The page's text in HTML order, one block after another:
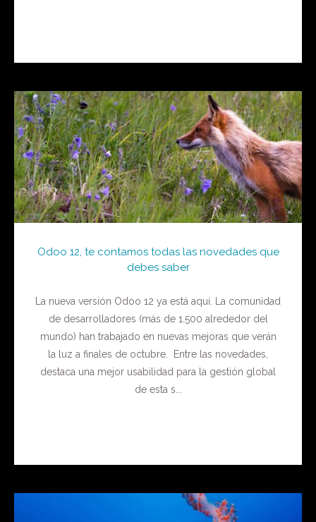
Odoo 12, te contamos todas las novedades que
debes saber
La nueva versión Odoo 12 ya está aquí. La comunidad
de desarrolladores (más de 1.500 alrededor del
mundo) han trabajado en nuevas mejoras que verán
la luz a finales de octubre. Entre las novedades,
destaca una mejor usabilidad para la gestión global
de esta s...